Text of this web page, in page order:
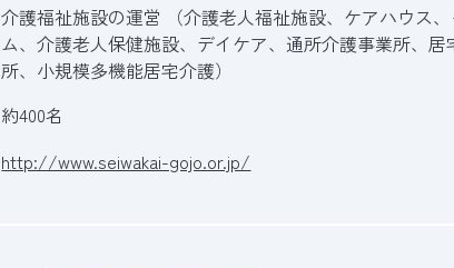
介護福祉施設の運営 （介護老人福祉施設、ケアハウス
ム、介護老人保健施設、デイケア、通所介護事業所、居
所、小規模多機能居宅介護）
約400名
http://www.seiwakai-gojo.or.jp/